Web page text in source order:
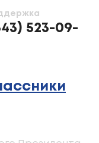
523-09-